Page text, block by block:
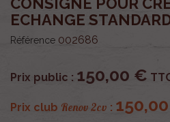
ECHANGE
Référence 002686
Prix public : 150,00 €
Prix club Renov 2cv :